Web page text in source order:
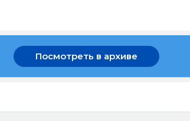
Посмотреть в архиве